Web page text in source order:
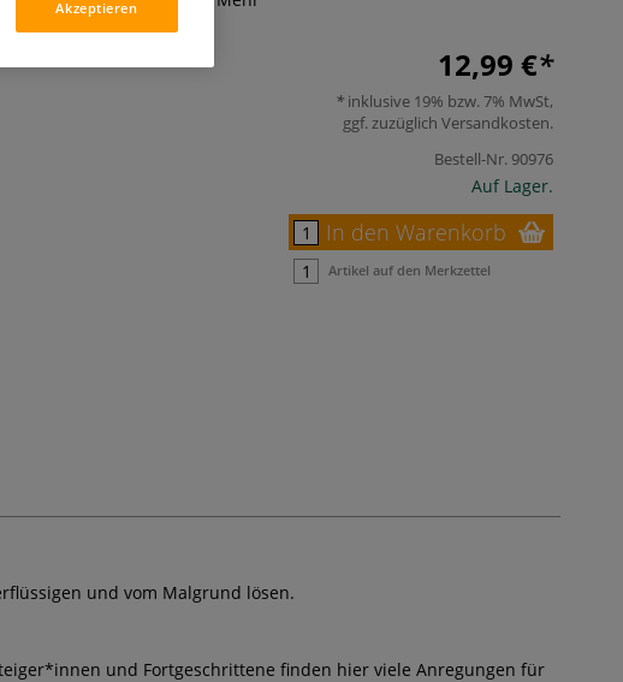
12,99 €
inklusive 19% bzw. 7% MwSt,
ggf. zuzüglich Versandkosten.
Bestell-Nr. 90976
Auf Lager.
In den Warenkorb
Artikel auf den Merkzettel
und vom Malgrund lösen.
und Fortgeschrittene finden hier viele Anregungen für
Akzeptieren